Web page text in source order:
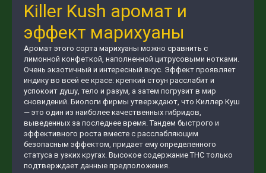
Killer Kush аромат и
эффект марихуаны
Аромат этого сорта марихуаны можно сравнить с
лимонной конфеткой, наполненной цитрусовыми нотками.
Очень экзотичный и интересный вкус. Эффект проявляет
индику во всей ее красе: крепкий стоун расслабит и
успокоит душу, тело и разум, а затем погрузит в мир
сновидений. Биологи фирмы утверждают, что Киллер Куш
— это один из наиболее качественных гибридов,
выведенных за последнее время. Тандем быстрого и
эффективного роста вместе с расслабляющим
безопасным эффектом, придает ему определенного
статуса в узких кругах. Высокое содержание THC только
подтверждает данные предположения.